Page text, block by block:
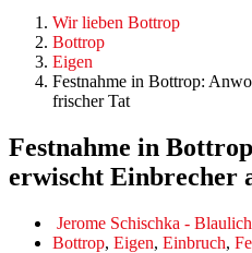
Wir lieben Bottrop
Bottrop
Eigen
Festnahme in Bottrop:
frischer Tat
Festnahme in
erwischt Einbrecher
Jerome Schischka -
Bottrop, Eigen, Einbruch,